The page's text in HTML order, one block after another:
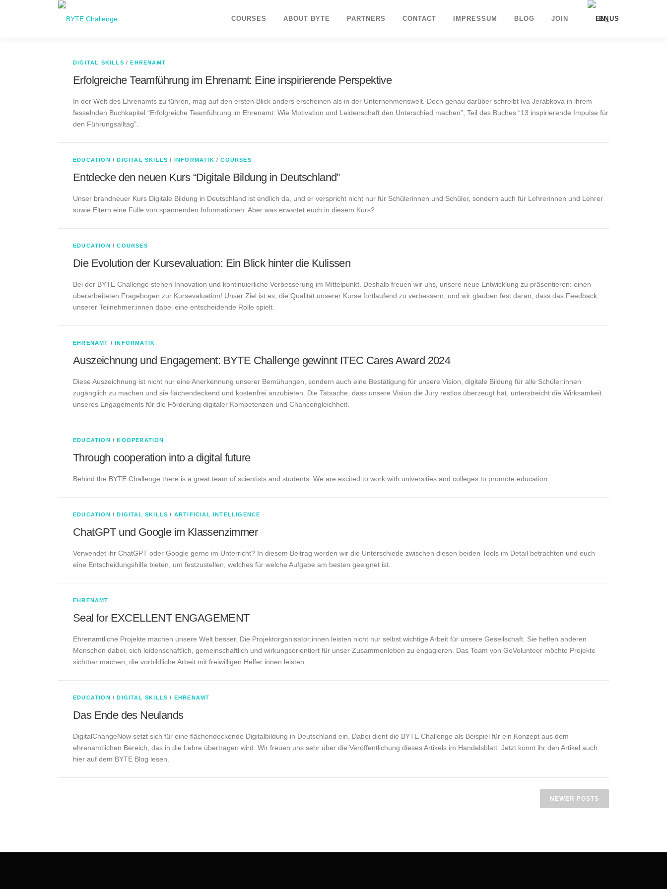
COURSES ABOUT BYTE PARTNERS CONTACT IMPRESSUM BLOG JOIN EN
DIGITAL SKILLS /EHRENAMT
Erfolgreiche Teamführung im Ehrenamt: Eine inspirierende Perspektive
In der Welt des Ehrenamts zu führen, mag auf den ersten Blick anders erscheinen als in der Unternehmenswelt. Doch genau darüber schreibt Iva Jerabkova in ihrem
fesselnden Buchkapitel “Erfolgreiche Teamführung im Ehrenamt: Wie Motivation und Leidenschaft den Unterschied machen”, Teil des Buches “13 inspirierende Impulse für
den Führungsalltag”.
EDUCATION /DIGITAL SKILLS / INFORMATIK /COURSES
Entdecke den neuen Kurs “Digitale Bildung in Deutschland”
Unser brandneuer Kurs Digitale Bildung in Deutschland ist endlich da, und er verspricht nicht nur für Schülerinnen und Schüler, sondern auch für Lehrerinnen und Lehrer
sowie Eltern eine Fülle von spannenden Informationen. Aber was erwartet euch in diesem Kurs?
EDUCATION /COURSES
Die Evolution der Kursevaluation: Ein Blick hinter die Kulissen
Bei der BYTE Challenge stehen Innovation und kontinuierliche Verbesserung im Mittelpunkt. Deshalb freuen wir uns, unsere neue Entwicklung zu präsentieren: einen
überarbeiteten Fragebogen zur Kursevaluation! Unser Ziel ist es, die Qualität unserer Kurse fortlaufend zu verbessern, und wir glauben fest daran, dass das Feedback
unserer Teilnehmer:innen dabei eine entscheidende Rolle spielt.
EHRENAMT /INFORMATIK
Auszeichnung und Engagement: BYTE Challenge gewinnt ITEC Cares Award 2024
Diese Auszeichnung ist nicht nur eine Anerkennung unserer Bemühungen, sondern auch eine Bestätigung für unsere Vision, digitale Bildung für alle Schüler:innen
zugänglich zu machen und sie flächendeckend und kostenfrei anzubieten. Die Tatsache, dass unsere Vision die Jury restlos überzeugt hat, unterstreicht die Wirksamkeit
unseres Engagements für die Förderung digitaler Kompetenzen und Chancengleichheit.
EDUCATION /KOOPERATION
Through cooperation into a digital future
Behind the BYTE Challenge there is a great team of scientists and students. We are excited to work with universities and colleges to promote education.
EDUCATION /DIGITAL SKILLS / ARTIFICIAL INTELLIGENCE
ChatGPT und Google im Klassenzimmer
Verwendet ihr ChatGPT oder Google gerne im Unterricht? In diesem Beitrag werden wir die Unterschiede zwischen diesen beiden Tools im Detail betrachten und euch
eine Entscheidungshilfe bieten, um festzustellen, welches für welche Aufgabe am besten geeignet ist.
EHRENAMT
Seal for EXCELLENT ENGAGEMENT
Ehrenamtliche Projekte machen unsere Welt besser. Die Projektorganisator:innen leisten nicht nur selbst wichtige Arbeit für unsere Gesellschaft. Sie helfen anderen
Menschen dabei, sich leidenschaftlich, gemeinschaftlich und wirkungsorientiert für unser Zusammenleben zu engagieren. Das Team von GoVolunteer möchte Projekte
sichtbar machen, die vorbildliche Arbeit mit freiwilligen Helfer:innen leisten.
EDUCATION /DIGITAL SKILLS / EHRENAMT
Das Ende des Neulands
DigitalChangeNow setzt sich für eine flächendeckende Digitalbildung in Deutschland ein. Dabei dient die BYTE Challenge als Beispiel für ein Konzept aus dem
ehrenamtlichen Bereich, das in die Lehre übertragen wird. Wir freuen uns sehr über die Veröffentlichung dieses Artikels im Handelsblatt. Jetzt könnt ihr den Artikel auch
hier auf dem BYTE Blog lesen.
NEWER POSTS